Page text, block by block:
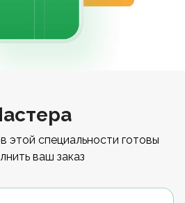
этой специальности готовы
ваш заказ